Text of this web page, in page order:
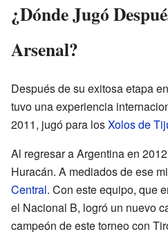
¿Dónde Jugó
Arsenal?
Después de su exitosa etapa
tuvo una experiencia
2011, jugó para losXolos de
Al regresar a Argentina en
Huracán. A mediados de ese
Central. Con este equipo, que
el Nacional B, logró un nuevo
campeón de este torneo con